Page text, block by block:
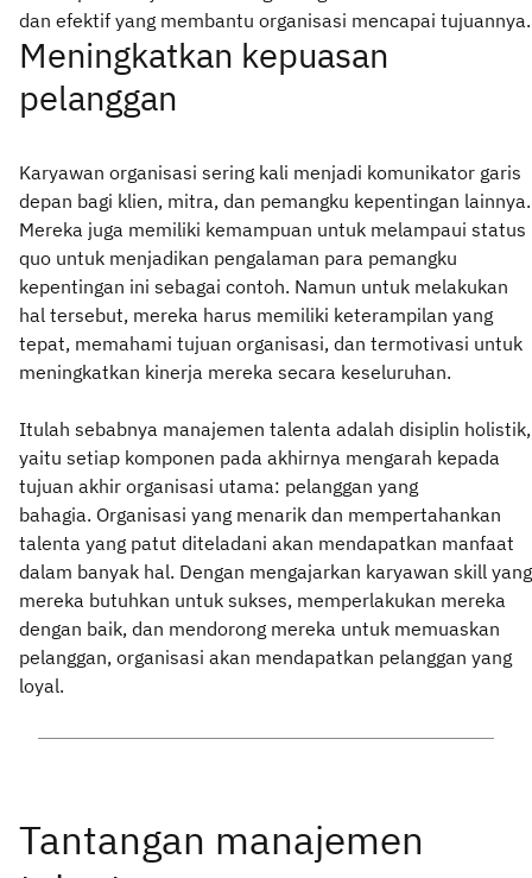
dan efektif yang membantu organisasi mencapai tujuannya.
Meningkatkan kepuasan
pelanggan
Karyawan organisasi sering kali menjadi komunikator garis
depan bagi klien, mitra, dan pemangku kepentingan lainnya.
Mereka juga memiliki kemampuan untuk melampaui status
quo untuk menjadikan pengalaman para pemangku
kepentingan ini sebagai contoh. Namun untuk melakukan
hal tersebut, mereka harus memiliki keterampilan yang
tepat, memahami tujuan organisasi, dan termotivasi untuk
meningkatkan kinerja mereka secara keseluruhan.
Itulah sebabnya manajemen talenta adalah disiplin holistik,
yaitu setiap komponen pada akhirnya mengarah kepada
tujuan akhir organisasi utama: pelanggan yang
bahagia. Organisasi yang menarik dan mempertahankan
talenta yang patut diteladani akan mendapatkan manfaat
dalam banyak hal. Dengan mengajarkan karyawan skill yang
mereka butuhkan untuk sukses, memperlakukan mereka
dengan baik, dan mendorong mereka untuk memuaskan
pelanggan, organisasi akan mendapatkan pelanggan yang
loyal.